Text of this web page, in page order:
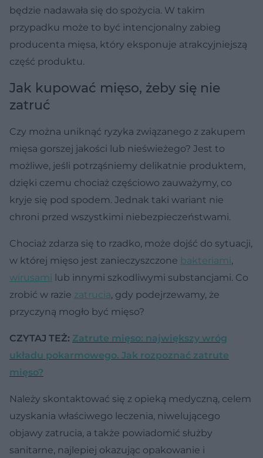
będzie nadawała się do spożycia. W takim
przypadku może to być intencjonalny zabieg
producenta mięsa, który eksponuje atrakcyjniejszą
część produktu.
Jak kupować mięso, żeby się nie
zatruć
Czy można uniknąć ryzyka związanego z zakupem
mięsa gorszej jakości lub nieświeżego? Jest to
możliwe, jeśli potrząśniemy delikatnie produktem,
dzięki czemu chociaż częściowo zauważymy, co
kryje się pod spodem. Jednak taki wariant nie
chroni przed wszystkimi niebezpieczeństwami.
Chociaż zdarza się to rzadko, może dojść do sytuacji,
w której mięso jest zanieczyszczone bakteriami,
wirusami lub innymi szkodliwymi substancjami. Co
zrobić w razie zatrucia, gdy podejrzewamy, że
przyczyną mogło być mięso?
CZYTAJ TEŻ: Zatrute mięso: największy wróg
układu pokarmowego. Jak rozpoznać zatrute
mięso?
Należy skontaktować się z opieką medyczną, celem
uzyskania właściwego leczenia, niwelującego
objawy zatrucia, a także powiadomić służby
sanitarne, najlepiej okazując opakowanie i